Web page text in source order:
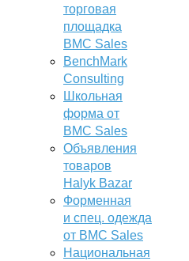
торговая
площадка
BMC Sales
BenchMark
Consulting
Школьная
форма от
BMC Sales
Объявления
товаров
Halyk Bazar
Форменная
и спец. одежда
от BMC Sales
Национальная